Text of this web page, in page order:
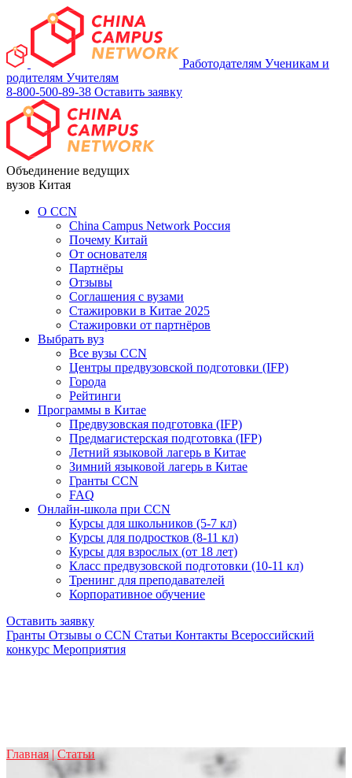
Работодателям Ученикам и
родителям Учителям
8-800-500-89-38 Оставить заявку
Объединение ведущих
вузов Китая
О ССN
China Campus Network Россия
Почему Китай
От основателя
Партнёры
Отзывы
Соглашения с вузами
Стажировки в Китае 2025
Стажировки от партнёров
Выбрать вуз
Все вузы CCN
Центры предвузовской подготовки (IFP)
Города
Рейтинги
Программы в Китае
Предвузовская подготовка (IFP)
Предмагистерская подготовка (IFP)
Летний языковой лагерь в Китае
Зимний языковой лагерь в Китае
Гранты CCN
FAQ
Онлайн-школа при CCN
Курсы для школьников (5-7 кл)
Курсы для подростков (8-11 кл)
Курсы для взрослых (от 18 лет)
Класс предвузовской подготовки (10-11 кл)
Тренинг для преподавателей
Корпоративное обучение
Оставить заявку
Гранты Отзывы о CCN Статьи Контакты Всероссийский
конкурс Мероприятия
Главная | Статьи